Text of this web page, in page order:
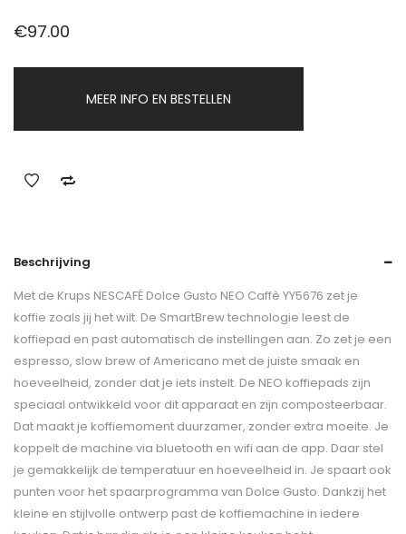
€97.00
MEER INFO EN BESTELLEN
Beschrijving
Met de Krups NESCAFÉ Dolce Gusto NEO Caffè YY5676 zet je
koffie zoals jij het wilt. De SmartBrew technologie leest de
koffiepad en past automatisch de instellingen aan. Zo zet je een
espresso, slow brew of Americano met de juiste smaak en
hoeveelheid, zonder dat je iets instelt. De NEO koffiepads zijn
speciaal ontwikkeld voor dit apparaat en zijn composteerbaar.
Dat maakt je koffiemoment duurzamer, zonder extra moeite. Je
koppelt de machine via bluetooth en wifi aan de app. Daar stel
je gemakkelijk de temperatuur en hoeveelheid in. Je spaart ook
punten voor het spaarprogramma van Dolce Gusto. Dankzij het
kleine en stijlvolle ontwerp past de koffiemachine in iedere